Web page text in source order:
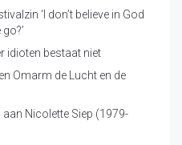
‘I don’t believe in God
idioten bestaat niet
Omarm de Lucht en de
Nicolette Siep (1979-